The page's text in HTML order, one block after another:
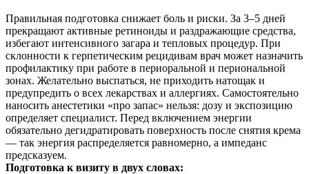
Правильная подготовка снижает боль и риски. За 3–5 дней
прекращают активные ретиноиды и раздражающие средства,
избегают интенсивного загара и тепловых процедур. При
склонности к герпетическим рецидивам врач может назначить
профилактику при работе в периоральной и периональной
зонах. Желательно выспаться, не приходить натощак и
предупредить о всех лекарствах и аллергиях. Самостоятельно
наносить анестетики «про запас» нельзя: дозу и экспозицию
определяет специалист. Перед включением энергии
обязательно дегидратировать поверхность после снятия крема
— так энергия распределяется равномерно, а импеданс
предсказуем.
Подготовка к визиту в двух словах: